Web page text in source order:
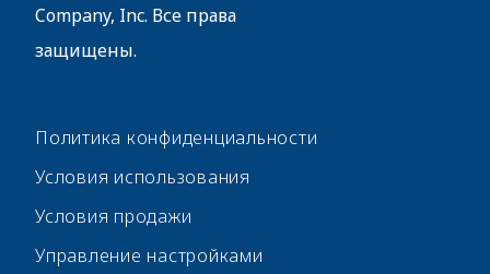
Company, Inc. Все права
защищены.
Политика конфиденциальности
Условия использования
Условия продажи
Управление настройками